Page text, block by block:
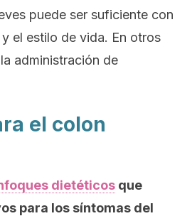
puede ser suficiente con
el estilo de vida. En otros
administración de
el colon
dietéticos que
para los síntomas del